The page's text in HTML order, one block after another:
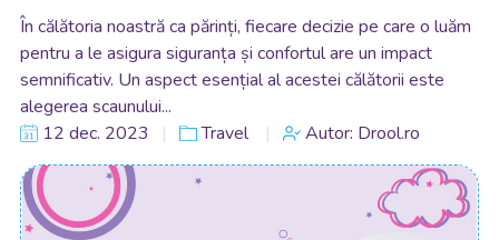
În călătoria noastră ca părinți, fiecare decizie pe care o luăm
pentru a le asigura siguranța și confortul are un impact
semnificativ. Un aspect esențial al acestei călătorii este
alegerea scaunului...
12 dec. 2023
Travel Autor: Drool.ro